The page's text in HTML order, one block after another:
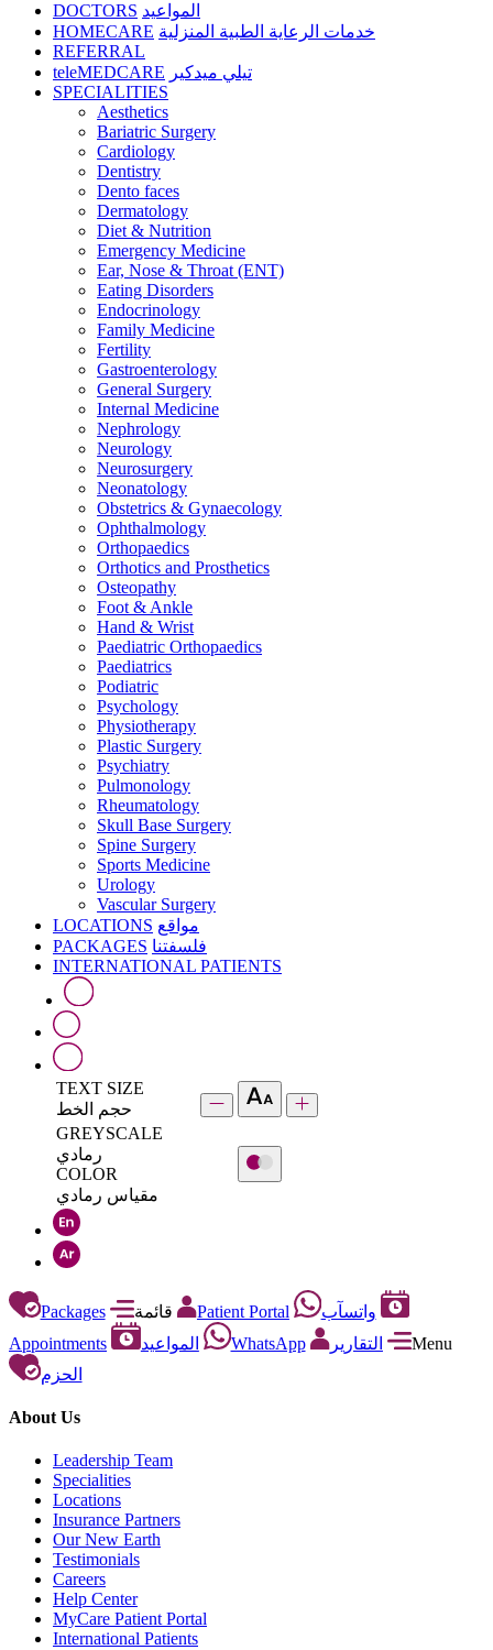
DOCTORS المواعيد
HOMECARE خدمات الرعاية الطبية المنزلية
REFERRAL
teleMEDCARE تيلي ميدكير
SPECIALITIES
Aesthetics
Bariatric Surgery
Cardiology
Dentistry
Dento faces
Dermatology
Diet & Nutrition
Emergency Medicine
Ear, Nose & Throat (ENT)
Eating Disorders
Endocrinology
Family Medicine
Fertility
Gastroenterology
General Surgery
Internal Medicine
Nephrology
Neurology
Neurosurgery
Neonatology
Obstetrics & Gynaecology
Ophthalmology
Orthopaedics
Orthotics and Prosthetics
Osteopathy
Foot & Ankle
Hand & Wrist
Paediatric Orthopaedics
Paediatrics
Podiatric
Psychology
Physiotherapy
Plastic Surgery
Psychiatry
Pulmonology
Rheumatology
Skull Base Surgery
Spine Surgery
Sports Medicine
Urology
Vascular Surgery
LOCATIONS مواقع
PACKAGES فلسفتنا
INTERNATIONAL PATIENTS
TEXT SIZE
حجم الخط
GREYSCALE
رمادي
COLOR
مقياس رمادي
Packages Patient Portal
واتسآب
Appointments
المواعيد WhatsApp التقارير
Menu
الحزم
About Us
Leadership Team
Specialities
Locations
Insurance Partners
Our New Earth
Testimonials
Careers
Help Center
MyCare Patient Portal
International Patients